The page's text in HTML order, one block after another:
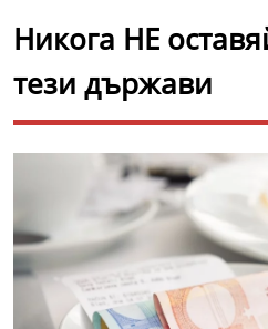
Никога НЕ
тези държави